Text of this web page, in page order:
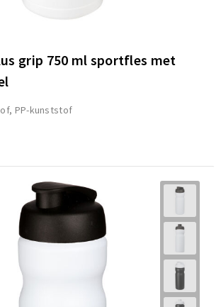
grip 750 ml sportfles met
PP-kunststof